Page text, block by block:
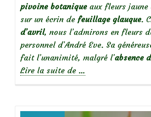
pivoine botaniqueaux fleurs jaune
sur un écrin de feuillage glauque.
d’avril, nous l’admirons en fleurs
personnel d’André Eve. Sa
fait l’unanimité, malgré l’absence
Lire la suite de …